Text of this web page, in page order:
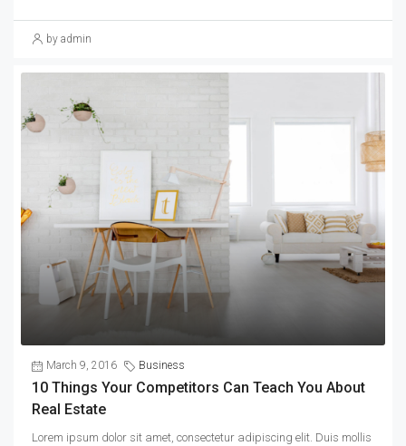
by admin
March 9, 2016 Business
10 Things Your Competitors Can Teach You About
Real Estate
Lorem ipsum dolor sit amet, consectetur adipiscing elit. Duis mollis